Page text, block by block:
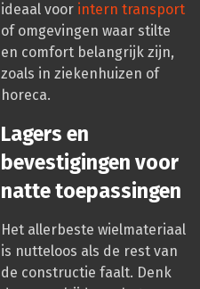
ideaal voor intern transport
of omgevingen waar stilte
en comfort belangrijk zijn,
zoals in ziekenhuizen of
horeca.
Lagers en
bevestigingen voor
natte toepassingen
Het allerbeste wielmateriaal
is nutteloos als de rest van
de constructie faalt. Denk